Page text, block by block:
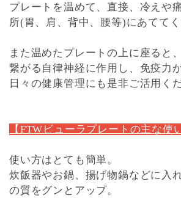
プレートを温めて、直接、冷えや
所(胃、肩、背中、腰等)にあててく
また温めたプレートの上に座ると
繋がる自律神経に作用し、免疫力
日々の健康管理にも是非ご活用く
【FTWビューラプレートの主な使
使い方はとても簡単。
炊飯器やお鍋、揚げ物鍋などに入
の質をグンとアップ。